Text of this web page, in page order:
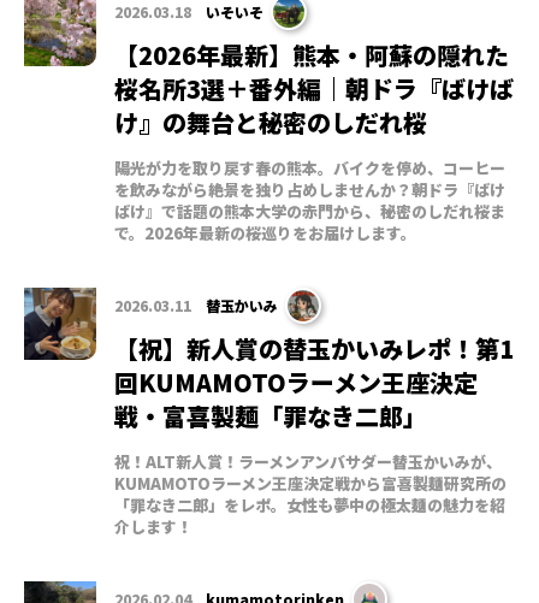
2026.03.18 いそいそ
【2026年最新】熊本・阿蘇の隠れた
桜名所3選＋番外編｜朝ドラ『ばけば
け』の舞台と秘密のしだれ桜
陽光が力を取り戻す春の熊本。バイクを停め、コーヒー
を飲みながら絶景を独り占めしませんか？朝ドラ『ばけ
ばけ』で話題の熊本大学の赤門から、秘密のしだれ桜ま
で。2026年最新の桜巡りをお届けします。
2026.03.11 替玉かいみ
【祝】新人賞の替玉かいみレポ！第1
回KUMAMOTOラーメン王座決定
戦・富喜製麺「罪なき二郎」
祝！ALT新人賞！ラーメンアンバサダー替玉かいみが、
KUMAMOTOラーメン王座決定戦から富喜製麺研究所の
「罪なき二郎」をレポ。女性も夢中の極太麺の魅力を紹
介します！